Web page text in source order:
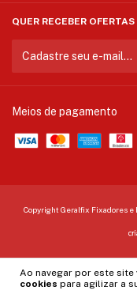
Ao navegar por este site
cookies para agilizar a
QUER RECEBER
Meios de pagamento
Copyright Geralfix Fixadores e